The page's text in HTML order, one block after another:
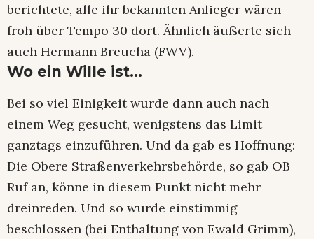
berichtete, alle ihr bekannten Anlieger wären
froh über Tempo 30 dort. Ähnlich äußerte sich
auch Hermann Breucha (FWV).
Wo ein Wille ist…
Bei so viel Einigkeit wurde dann auch nach
einem Weg gesucht, wenigstens das Limit
ganztags einzuführen. Und da gab es Hoffnung:
Die Obere Straßenverkehrsbehörde, so gab OB
Ruf an, könne in diesem Punkt nicht mehr
dreinreden. Und so wurde einstimmig
beschlossen (bei Enthaltung von Ewald Grimm),